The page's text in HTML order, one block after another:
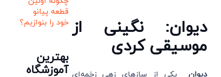
دیوان: نگینی از
موسیقی کردی
دیوان یکی از سازهای زهی زخمه‌ای
قطعه پیانو
خود را بنوازیم؟
بهترین
آموزشگاه